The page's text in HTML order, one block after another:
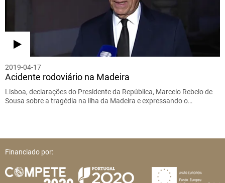
2019-04-17
Acidente rodoviário na Madeira
Lisboa, declarações do Presidente da República, Marcelo Rebelo de
Sousa sobre a tragédia na ilha da Madeira e expressando o…
Financiado por: